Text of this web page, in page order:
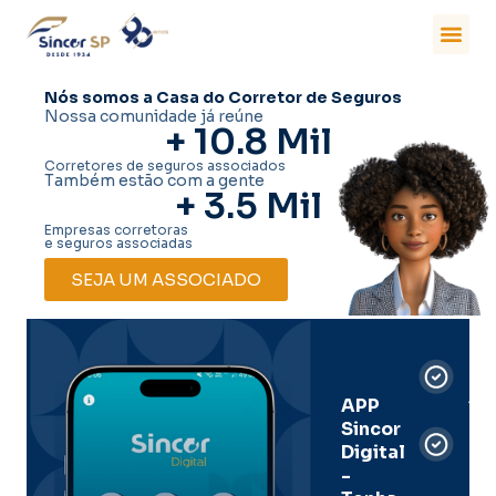
Nós somos a Casa do Corretor de Seguros
Nossa comunidade já reúne
+ 10.8 Mil
Corretores de seguros associados
Também estão com a gente
+ 3.5 Mil
Empresas corretoras
e seguros associadas
SEJA UM ASSOCIADO
APP
Sincor
Digital
-